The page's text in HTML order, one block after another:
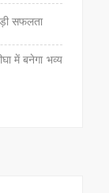
सफलता
में बनेगा भव्य